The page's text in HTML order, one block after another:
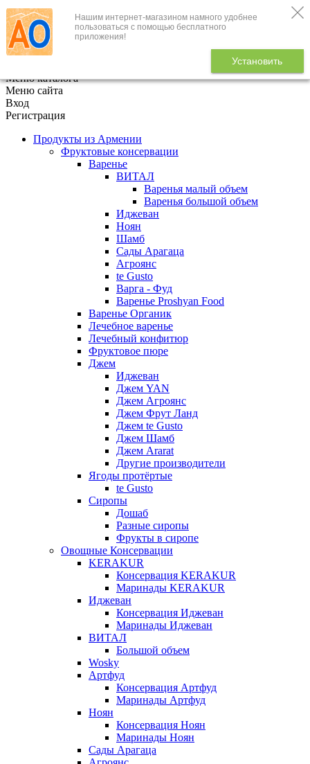
Нашим интернет-магазином намного удобнее
пользоваться с помощью бесплатного
приложения!
Установить
+7 (495) 646-888-1
В корзине
Меню каталога
Меню сайта
Вход
Регистрация
Продукты из Армении
Фруктовые консервации
Варенье
ВИТАЛ
Варенья малый объем
Варенья большой объем
Иджеван
Ноян
Шамб
Сады Арагаца
Агроянс
te Gusto
Варга - Фуд
Варенье Proshyan Food
Варенье Органик
Лечебное варенье
Лечебный конфитюр
Фруктовое пюре
Джем
Иджеван
Джем YAN
Джем Агроянс
Джем Фрут Ланд
Джем te Gusto
Джем Шамб
Джем Ararat
Другие производители
Ягоды протёртые
te Gusto
Сиропы
Дошаб
Разные сиропы
Фрукты в сиропе
Овощные Консервации
KERAKUR
Консервация KERAKUR
Маринады KERAKUR
Иджеван
Консервация Иджеван
Маринады Иджеван
ВИТАЛ
Большой объем
Wosky
Артфуд
Консервация Артфуд
Маринады Артфуд
Ноян
Консервация Ноян
Маринады Ноян
Сады Арагаца